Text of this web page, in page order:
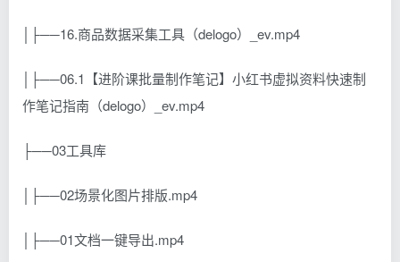
│├──16.商品数据采集工具（delogo）_ev.mp4
│├──06.1【进阶课批量制作笔记】小红书虚拟资料快速制
作笔记指南（delogo）_ev.mp4
├──03工具库
│├──02场景化图片排版.mp4
│├──01文档一键导出.mp4